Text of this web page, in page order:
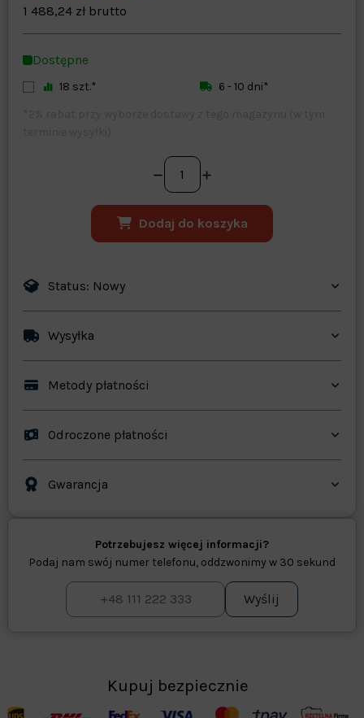
opcjonalne
1 488,24 zł brutto
Dostępne
18 szt.*
6 - 10 dni*
Dodaj do koszyka
Status: Nowy
Wysyłka
Metody płatności
Odroczone płatności
Gwarancja
Potrzebujesz więcej informacji?
Podaj nam swój numer telefonu, oddzwonimy w 30 sekund
Wyślij
Kupuj bezpiecznie